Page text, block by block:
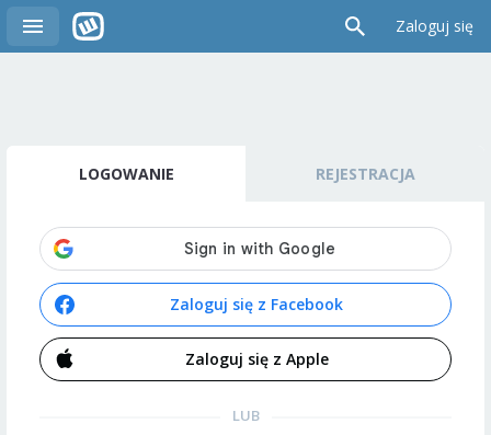
Zaloguj się
LOGOWANIE REJESTRACJA
Zaloguj się z Facebook
Zaloguj się z Apple
LUB